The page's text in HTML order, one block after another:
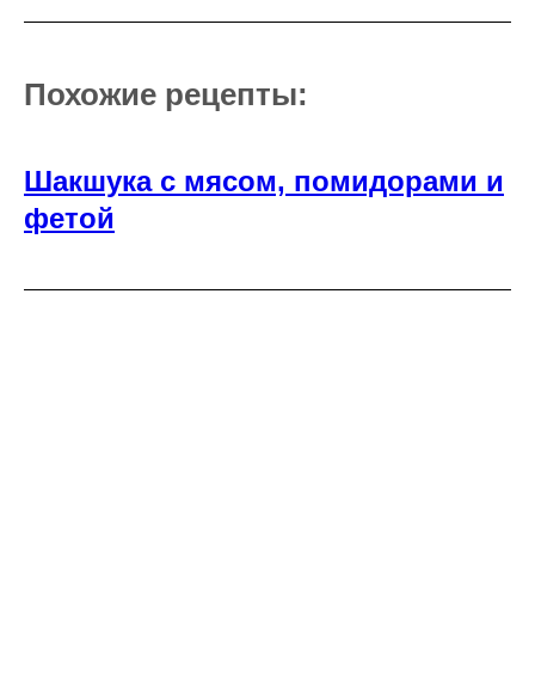
Похожие рецепты:
Шакшука с мясом, помидорами и
фетой